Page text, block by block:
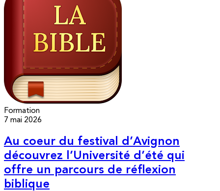
Formation
7 mai 2026
Au coeur du festival d’Avignon
découvrez l’Université d’été qui
offre un parcours de réflexion
biblique